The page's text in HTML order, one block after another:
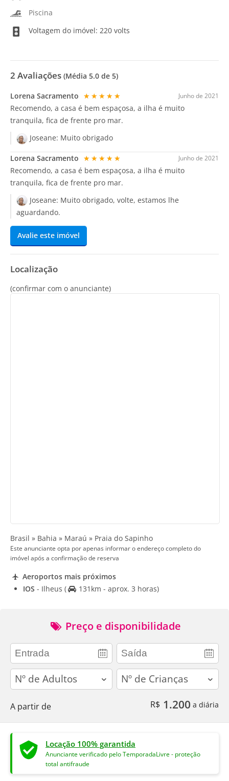
Piscina
Voltagem do imóvel: 220 volts
2 Avaliações (Média 5.0 de 5)
Junho de 2021
Lorena Sacramento ★★★★★
Recomendo, a casa é bem espaçosa, a ilha é muito
tranquila, fica de frente pro mar.
Joseane: Muito obrigado
Junho de 2021
Lorena Sacramento ★★★★★
Recomendo, a casa é bem espaçosa, a ilha é muito
tranquila, fica de frente pro mar.
Joseane: Muito obrigado, volte, estamos lhe
aguardando.
Avalie este imóvel
Localização
(confirmar com o anunciante)
Brasil » Bahia » Maraú » Praia do Sapinho
Este anunciante opta por apenas informar o endereço completo do
imóvel após a confirmação de reserva
Aeroportos mais próximos
IOS - Ilheus ( 131km - aprox. 3 horas)
Preço e disponibilidade
adults children
A partir de R$ 1.200 a diária
Locação 100% garantida
Anunciante verificado pelo TemporadaLivre - proteção
total antifraude